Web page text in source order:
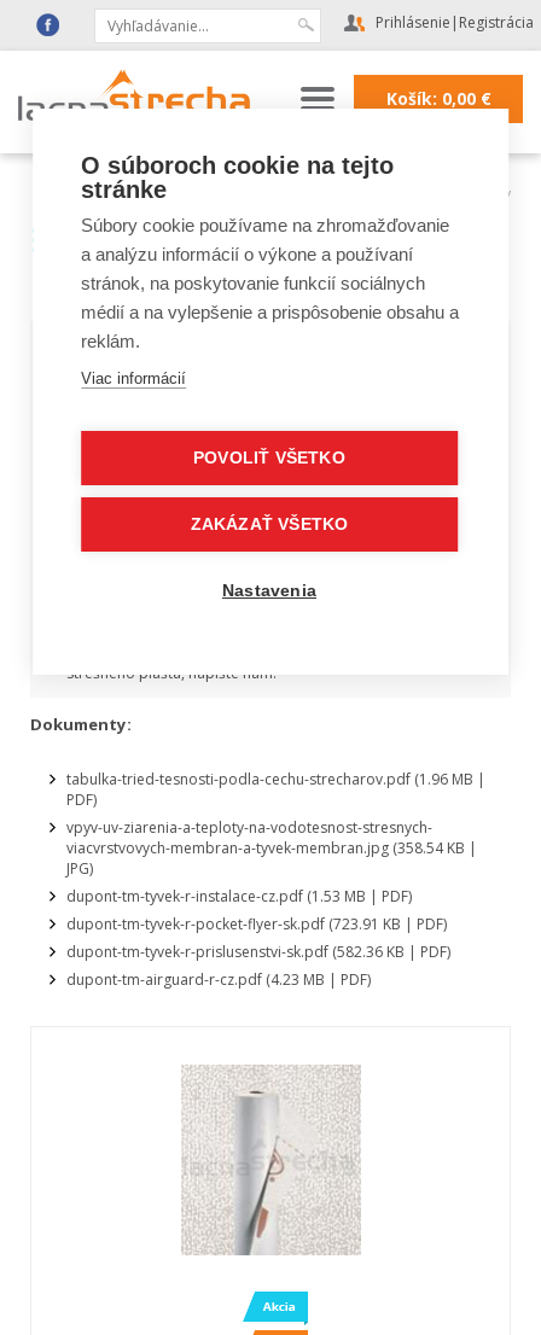
Prihlásenie | Registrácia
Košík: 0,00€
Tyvek membrány
Test vysokodifúznych
membrán
membrán skúste sa inšpirovať aj týmto 3 minútovým
http://tyvek.construction.dupont.com/teststrech
V prípade, že ste sa rozhodli použiť membránu Tyvek a
strešného plášťa, napíšte nám.
Dokumenty:
tabulka-tried-tesnosti-podla-cechu-strecharov.pdf (1.96 MB |
PDF)
vpyv-uv-ziarenia-a-teploty-na-vodotesnost-stresnych-
viacvrstvovych-membran-a-tyvek-membran.jpg (358.54 KB |
JPG)
dupont-tm-tyvek-r-instalace-cz.pdf (1.53 MB | PDF)
dupont-tm-tyvek-r-pocket-flyer-sk.pdf (723.91 KB | PDF)
dupont-tm-tyvek-r-prislusenstvi-sk.pdf (582.36 KB | PDF)
dupont-tm-airguard-r-cz.pdf (4.23 MB | PDF)
O súboroch cookie na tejto
stránke
Súbory cookie používame na zhromažďovanie
a analýzu informácií o výkone a používaní
stránok, na poskytovanie funkcií sociálnych
médií a na vylepšenie a prispôsobenie obsahu a
reklám.
Viac informácií
POVOLIŤ VŠETKO
ZAKÁZAŤ VŠETKO
Nastavenia